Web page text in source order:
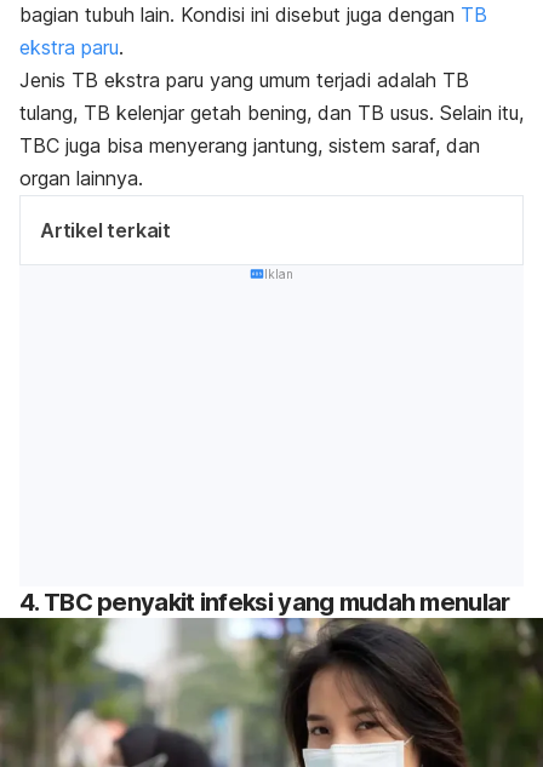
bagian tubuh lain. Kondisi ini disebut juga dengan TB
ekstra paru.
Jenis TB ekstra paru yang umum terjadi adalah TB
tulang, TB kelenjar getah bening, dan TB usus. Selain itu,
TBC juga bisa menyerang jantung, sistem saraf, dan
organ lainnya.
Artikel terkait
Iklan
4. TBC penyakit infeksi yang mudah menular